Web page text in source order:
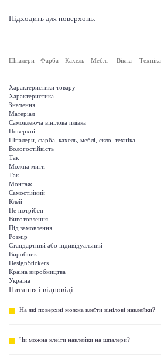
Підходить для поверхонь:
Шпалери Фарба Кахель Меблі Вікна Техніка
Характеристики товару
Характеристика
Значення
Матеріал
Самоклеюча вінілова плівка
Поверхні
Шпалери, фарба, кахель, меблі, скло, техніка
Вологостійкість
Так
Можна мити
Так
Монтаж
Самостійний
Клей
Не потрібен
Виготовлення
Під замовлення
Розмір
Стандартний або індивідуальний
Виробник
DesignStickers
Країна виробництва
Україна
Питання і відповіді
На які поверхні можна клеїти вінілові наклейки?
Чи можна клеїти наклейки на шпалери?